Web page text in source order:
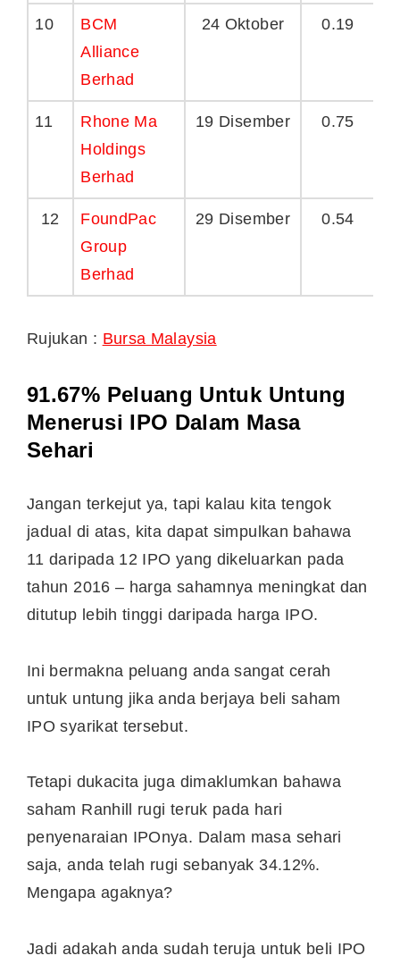
10
BCM
Alliance
Berhad
24 Oktober 0.19
11
Rhone Ma
Holdings
Berhad
19 Disember 0.75
12
FoundPac
Group
Berhad
29 Disember 0.54
Rujukan : Bursa Malaysia
91.67% Peluang Untuk Untung
Menerusi IPO Dalam Masa
Sehari
Jangan terkejut ya, tapi kalau kita tengok
jadual di atas, kita dapat simpulkan bahawa
11 daripada 12 IPO yang dikeluarkan pada
tahun 2016 – harga sahamnya meningkat dan
ditutup lebih tinggi daripada harga IPO.
Ini bermakna peluang anda sangat cerah
untuk untung jika anda berjaya beli saham
IPO syarikat tersebut.
Tetapi dukacita juga dimaklumkan bahawa
saham Ranhill rugi teruk pada hari
penyenaraian IPOnya. Dalam masa sehari
saja, anda telah rugi sebanyak 34.12%.
Mengapa agaknya?
Jadi adakah anda sudah teruja untuk beli IPO